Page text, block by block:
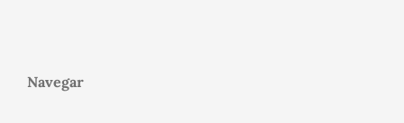
Navegar